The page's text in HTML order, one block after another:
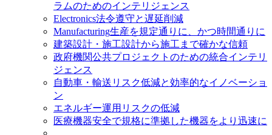
ラムのためのインテリジェンス
Electronics法令遵守と遅延削減
Manufacturing生産を規定通りに、かつ時間通りに
建築設計・施工設計から施工まで確かな信頼
政府機関公共プロジェクトのための統合インテリ
ジェンス
自動車・輸送 リスク低減と効率的なイノベーショ
ン
エネルギー運用リスクの低減
医療機器安全で規格に準拠した機器をより迅速に